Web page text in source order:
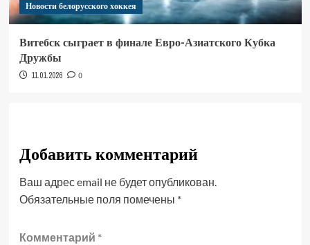
Новости белорусского хоккея
Витебск сыграет в финале Евро-Азиатского Кубка
Дружбы
11.01.2026 0
Добавить комментарий
Ваш адрес email не будет опубликован.
Обязательные поля помечены *
Комментарий *